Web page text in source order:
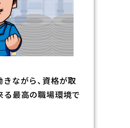
ながら、資格が取
る最高の職場環境で